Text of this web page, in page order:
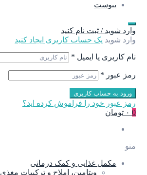
یبوست
وارد شوید / ثبت نام کنید
وارد شوید یک حساب کاربری ایجاد کنید
نام کاربری یا ایمیل *
رمز عبور *
ورود به حساب کاربری
رمز عبور خود را فراموش کرده اید؟
0 ۰ تومان
منو
مکمل غذایی و کمک درمانی
ویتامین، املاح و ترکیبات مغذی